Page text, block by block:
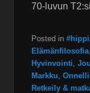
70-luvun
Posted in
Elämänfilosofia
Hyvinvointi ,
Markku ,
Retkeily &